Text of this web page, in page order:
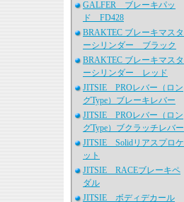
GALFER ブレーキパッ
ド FD428
BRAKTEC ブレーキマスタ
ーシリンダー ブラック
BRAKTEC ブレーキマスタ
ーシリンダー レッド
JITSIE PROレバー（ロン
グType）ブレーキレバー
JITSIE PROレバー（ロン
グType）ブクラッチレバー
JITSIE Solidリアスプロケ
ット
JITSIE RACEブレーキペ
ダル
JITSIE ボディデカール